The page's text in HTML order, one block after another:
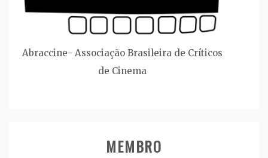
Abraccine- Associação Brasileira de Críticos
de Cinema
MEMBRO